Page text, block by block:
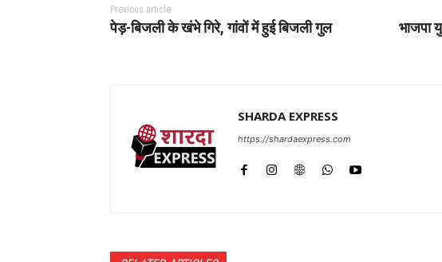
Previous article
पेड़-बिजली के खंभे गिरे, गांवों में हुई बिजली गुल
भाजपा
SHARDA EXPRESS
https://shardaexpress.com